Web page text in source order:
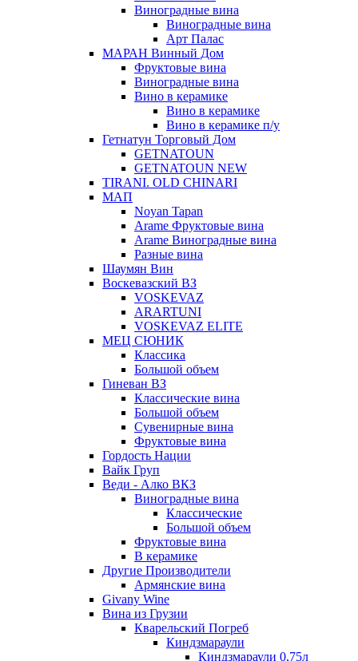
Виноградные вина
Виноградные вина
Арт Палас
МАРАН Винный Дом
Фруктовые вина
Виноградные вина
Вино в керамике
Вино в керамике
Вино в керамике п/у
Гетнатун Торговый Дом
GETNATOUN
GETNATOUN NEW
TIRANI. OLD CHINARI
МАП
Noyan Tapan
Arame Фруктовые вина
Arame Виноградные вина
Разные вина
Шаумян Вин
Воскевазский ВЗ
VOSKEVAZ
ARARTUNI
VOSKEVAZ ELITE
МЕЦ СЮНИК
Классика
Большой объем
Гиневан ВЗ
Классические вина
Большой объем
Сувенирные вина
Фруктовые вина
Гордость Нации
Вайк Груп
Веди - Алко ВКЗ
Виноградные вина
Классические
Большой объем
Фруктовые вина
В керамике
Другие Производители
Армянские вина
Givany Wine
Вина из Грузии
Кварельский Погреб
Киндзмараули
Киндзмараули 0,75л